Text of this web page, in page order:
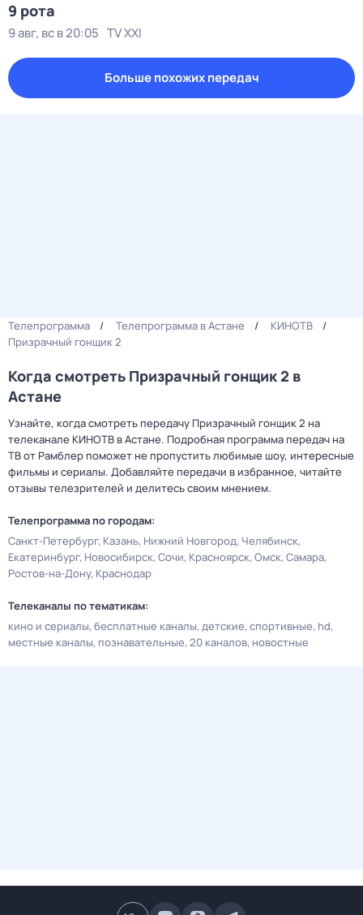
9 рота
9 авг, вс в 20:05 TV XXI
Больше похожих передач
Телепрограмма Телепрограмма в Астане
КИНОТВ
Призрачный гонщик 2
Когда смотреть Призрачный гонщик 2 в
Астане
Узнайте, когда смотреть передачу Призрачный гонщик 2 на
телеканале КИНОТВ в Астане. Подробная программа передач на
ТВ от Рамблер поможет не пропустить любимые шоу, интересные
фильмы и сериалы. Добавляйте передачи в избранное, читайте
отзывы телезрителей и делитесь своим мнением.
Телепрограмма по городам:
Санкт-Петербург Казань Нижний Новгород Челябинск
Екатеринбург Новосибирск Сочи Красноярск Омск Самара
Ростов-на-Дону Краснодар
Телеканалы по тематикам:
кино и сериалы бесплатные каналы детские спортивные hd
местные каналы познавательные 20 каналов новостные